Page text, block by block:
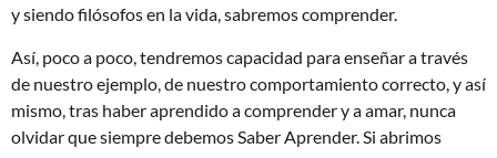
y siendo filósofos en la vida, sabremos comprender.
Así, poco a poco, tendremos capacidad para enseñar a través
de nuestro ejemplo, de nuestro comportamiento correcto, y así
mismo, tras haber aprendido a comprender y a amar, nunca
olvidar que siempre debemos Saber Aprender. Si abrimos